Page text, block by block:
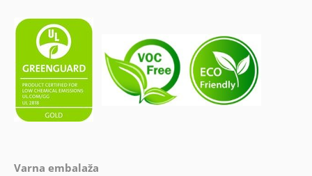
Varna embalaža